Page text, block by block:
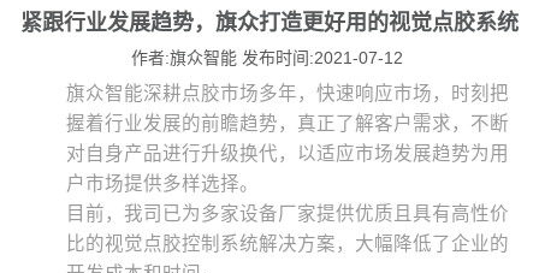
紧跟行业发展趋势，旗众打造更好用的视觉点胶系统
作者:旗众智能 发布时间:2021-07-12
旗众智能深耕点胶市场多年，快速响应市场，时刻把
握着行业发展的前瞻趋势，真正了解客户需求，不断
对自身产品进行升级换代，以适应市场发展趋势为用
户市场提供多样选择。
目前，我司已为多家设备厂家提供优质且具有高性价
比的视觉点胶控制系统解决方案，大幅降低了企业的